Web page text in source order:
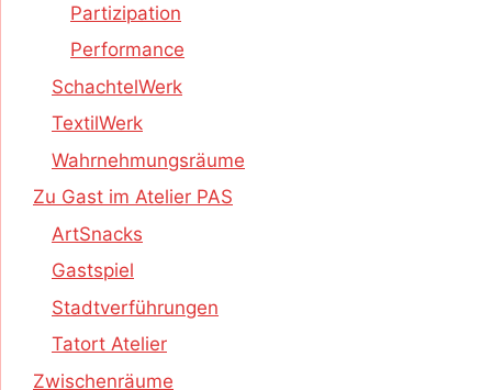
Partizipation
Performance
SchachtelWerk
TextilWerk
Wahrnehmungsräume
Zu Gast im Atelier PAS
ArtSnacks
Gastspiel
Stadtverführungen
Tatort Atelier
Zwischenräume